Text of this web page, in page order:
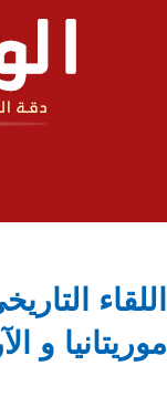
اللقاء
موريتانيا و